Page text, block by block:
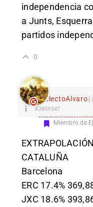
independencia
a Junts,
partidos
0
electoAlvaro
#2859547
Miembro de
CATALUÑA
Barcelona
ERC 17.4%
JXC 18.6%